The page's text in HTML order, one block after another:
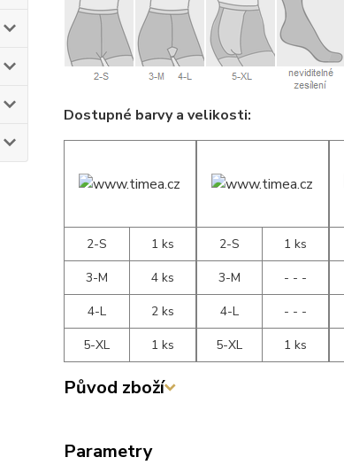
Dostupné barvy a velikosti:
2-S
1 ks
3-M
4 ks
4-L
2 ks
5-XL
1 ks
2-S
1 ks
3-M
- - -
4-L
- - -
5-XL
1 ks
Původ zboží
Parametry